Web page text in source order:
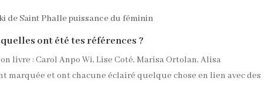
ont été tes références ?
livre : Carol Anpo Wi, Lise Coté, Marisa Ortolan, Alisa
marquée et ont chacune éclairé quelque chose en lien avec des